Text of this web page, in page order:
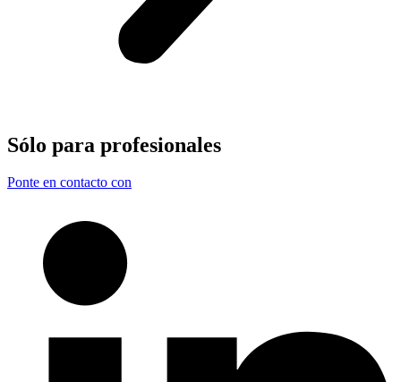
Sólo para profesionales
Ponte en contacto con